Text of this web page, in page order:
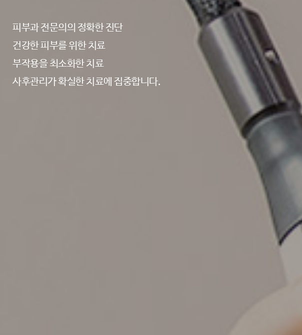
피부과 전문의의 정확한 진단
건강한 피부를 위한 치료
부작용을 최소화한 치료
사후관리가 확실한 치료에 집중합니다.